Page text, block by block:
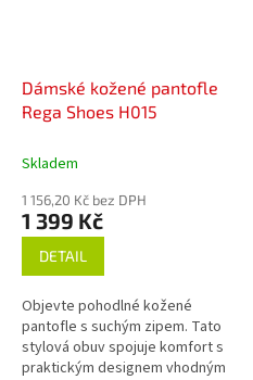
Dámské kožené pantofle
Rega Shoes H015
Skladem
1 156,20 Kč bez DPH
1 399 Kč
DETAIL
Objevte pohodlné kožené
pantofle s suchým zipem. Tato
stylová obuv spojuje komfort s
praktickým designem vhodným